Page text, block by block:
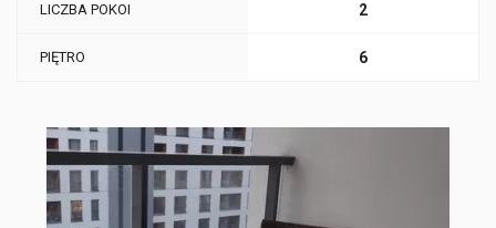
LICZBA POKOI 2
PIĘTRO 6